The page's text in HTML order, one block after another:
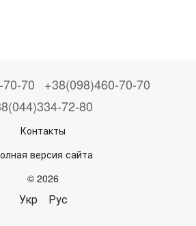
70
+38(098)460-70-70
72-80
Контакты
версия сайта
© 2026
Укр Рус